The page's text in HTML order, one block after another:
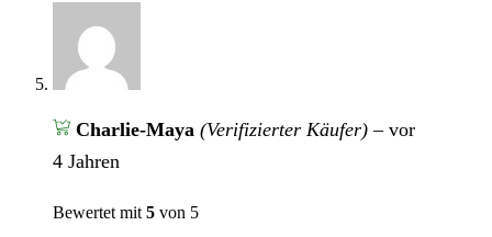
Charlie-Maya (Verifizierter Käufer) – vor
4 Jahren
Bewertet mit 5 von 5